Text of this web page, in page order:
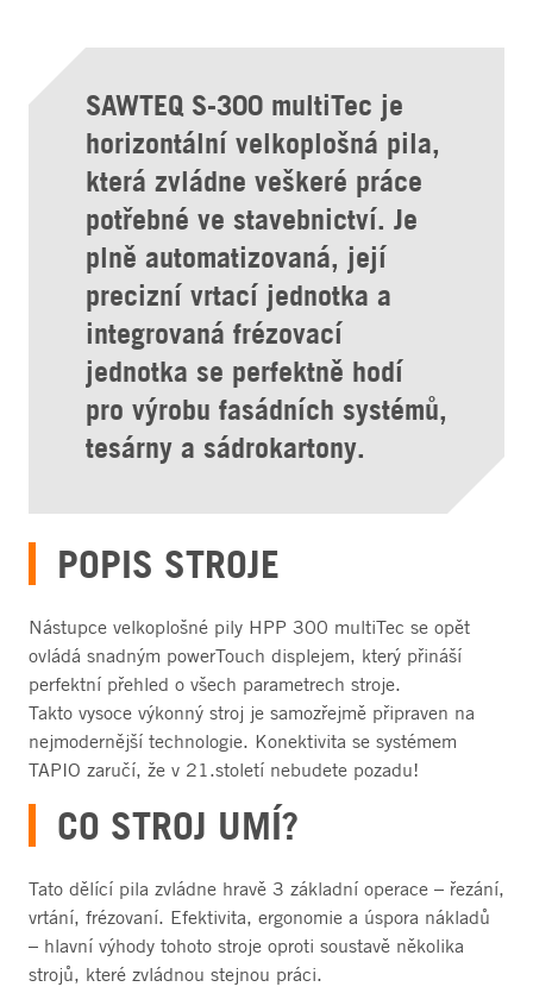
SAWTEQ S-300 multiTec je
horizontální velkoplošná pila,
která zvládne veškeré práce
potřebné ve stavebnictví. Je
plně automatizovaná, její
precizní vrtací jednotka a
integrovaná frézovací
jednotka se perfektně hodí
pro výrobu fasádních systémů,
tesárny a sádrokartony.
POPIS STROJE
Nástupce velkoplošné pily HPP 300 multiTec se opět
ovládá snadným powerTouch displejem, který přináší
perfektní přehled o všech parametrech stroje.
Takto vysoce výkonný stroj je samozřejmě připraven na
nejmodernější technologie. Konektivita se systémem
TAPIO zaručí, že v 21.století nebudete pozadu!
CO STROJ UMÍ?
Tato dělící pila zvládne hravě 3 základní operace – řezání,
vrtání, frézovaní. Efektivita, ergonomie a úspora nákladů
– hlavní výhody tohoto stroje oproti soustavě několika
strojů, které zvládnou stejnou práci.